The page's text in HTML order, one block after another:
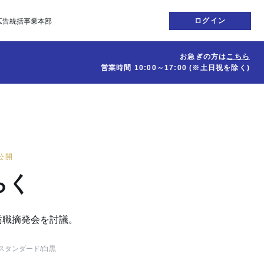
告統括事業本部 ログイン
お急ぎの方はこちら
営業時間 10:00～17:00(※土日祝を除く)
開
摘発会を討議。
タンダード/白黒